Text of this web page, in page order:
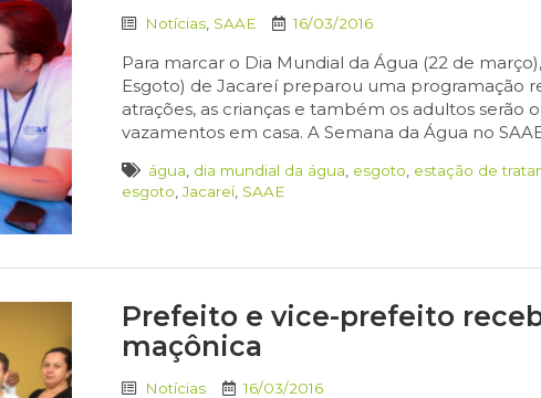
Notícias, SAAE 16/03/2016
Para marcar o Dia Mundial da Água (22 de
Esgoto) de Jacareí preparou uma programação
atrações, as crianças e também os adultos
vazamentos em casa. A Semana da Água no
água dia mundial da água esgoto estação de
esgoto ,Jacareí, SAAE
Prefeito e vice-prefeito
maçônica
Notícias 16/03/2016